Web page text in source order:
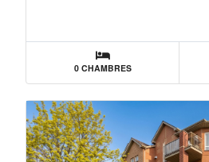
0 CHAMBRES